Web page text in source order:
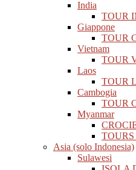
India
TOUR
Giappone
TOUR
Vietnam
TOUR
Laos
TOUR
Cambogia
TOUR
Myanmar
Asia (solo Indonesia)
Sulawesi